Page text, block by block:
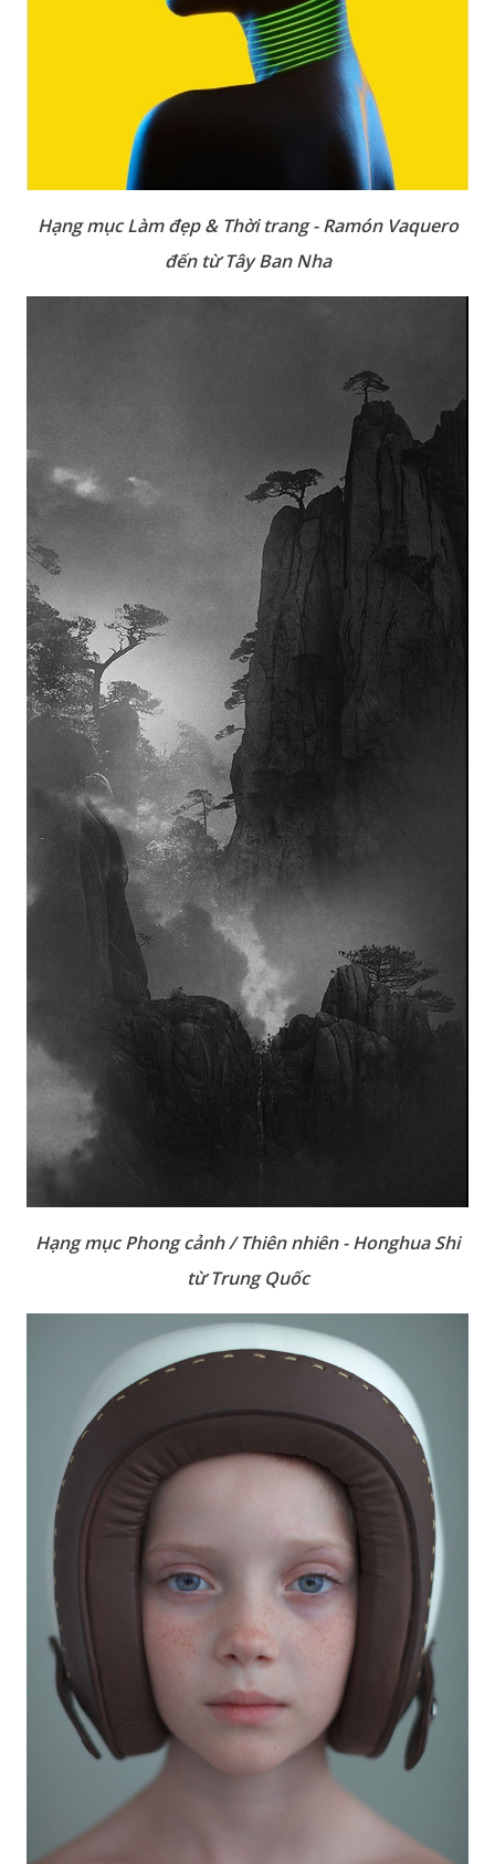
Hạng mục Làm đẹp & Thời trang - Ramón Vaquero
đến từ Tây Ban Nha
Hạng mục Phong cảnh / Thiên nhiên - Honghua Shi
từ Trung Quốc